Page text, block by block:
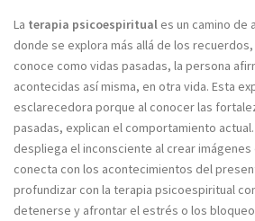
La terapia psicoespiritual es un camino de
donde se explora más allá de los
conoce como vidas pasadas, la persona
acontecidas así misma, en otra vida. Esta
esclarecedora porque al conocer las
pasadas, explican el comportamiento
despliega el inconsciente al crear imágenes
conecta con los acontecimientos del
profundizar con la terapia psicoespiritual
detenerse y afrontar el estrés o los